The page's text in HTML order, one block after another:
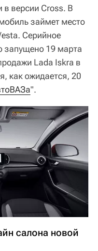
версии Cross. В
займет место
Серийное
запущено 19 марта
Lada Iskra в
как ожидается, 20
".
салона новой